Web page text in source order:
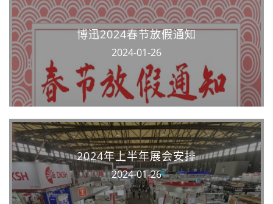
博迅2024春节放假通知
2024-01-26
2024年上半年展会安排
2024-01-26